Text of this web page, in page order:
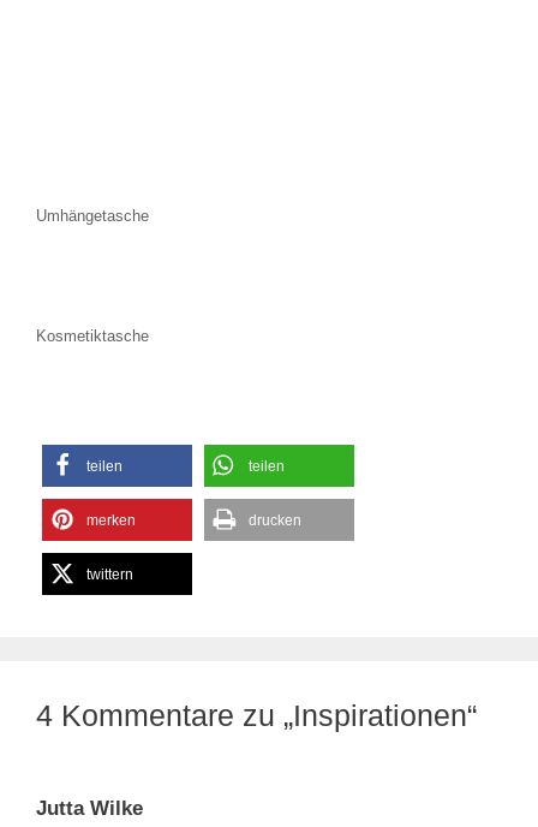
Umhängetasche
Kosmetiktasche
teilen teilen
merken drucken
twittern
4 Kommentare zu „Inspirationen“
Jutta Wilke